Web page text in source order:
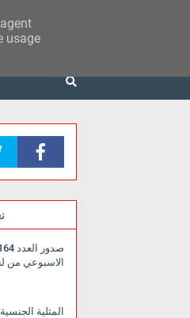
الاسبوعي من
المثلية
usage